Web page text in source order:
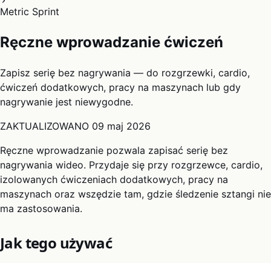
Metric Sprint
Ręczne wprowadzanie ćwiczeń
Zapisz serię bez nagrywania — do rozgrzewki, cardio,
ćwiczeń dodatkowych, pracy na maszynach lub gdy
nagrywanie jest niewygodne.
ZAKTUALIZOWANO 09 maj 2026
Ręczne wprowadzanie pozwala zapisać serię bez
nagrywania wideo. Przydaje się przy rozgrzewce, cardio,
izolowanych ćwiczeniach dodatkowych, pracy na
maszynach oraz wszędzie tam, gdzie śledzenie sztangi nie
ma zastosowania.
Jak tego używać